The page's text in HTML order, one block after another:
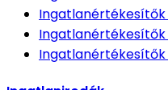
Ingatlanértékesítők
Ingatlanértékesítők
Ingatlanértékesítők